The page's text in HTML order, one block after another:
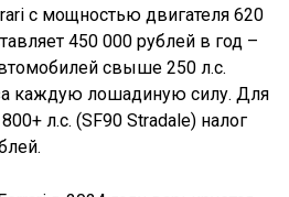
с мощностью двигателя 620
450 000 рублей в год –
свыше 250 л.с.
каждую лошадиную силу. Для
л.с. (SF90 Stradale) налог